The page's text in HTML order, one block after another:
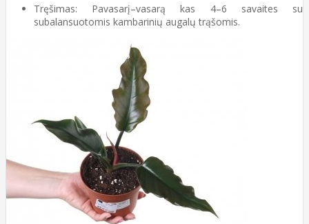
Tręšimas: Pavasarį–vasarą kas 4–6 savaites su
subalansuotomis kambarinių augalų trąšomis.